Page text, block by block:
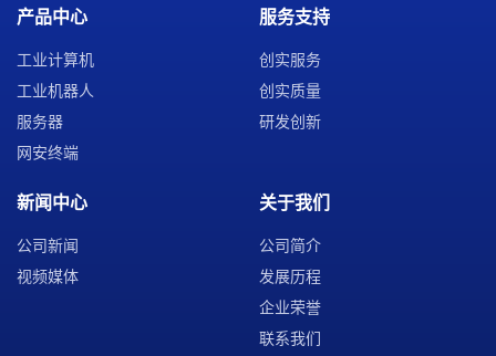
产品中心
工业计算机
工业机器人
服务器
网安终端
服务支持
创实服务
创实质量
研发创新
新闻中心
公司新闻
视频媒体
关于我们
公司简介
发展历程
企业荣誉
联系我们